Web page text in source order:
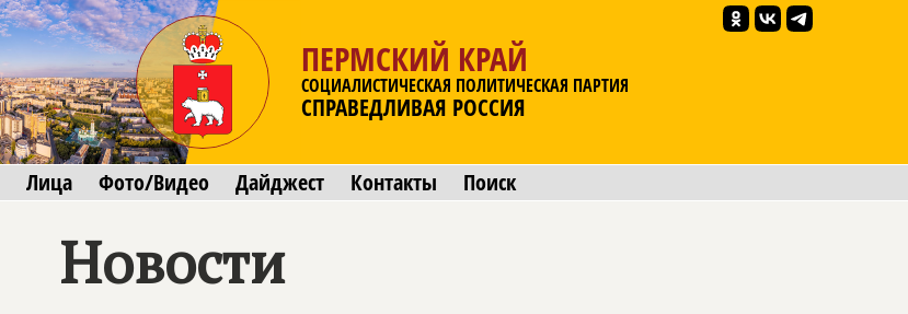
ПЕРМСКИЙ КРАЙ
СОЦИАЛИСТИЧЕСКАЯ ПОЛИТИЧЕСКАЯ ПАРТИЯ
СПРАВЕДЛИВАЯ РОССИЯ
Лица Фото/Видео Дайджест Контакты Поиск
Новости